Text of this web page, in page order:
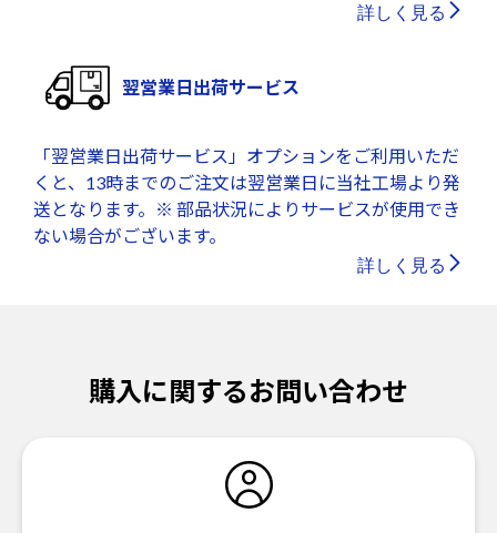
詳しく見る
翌営業日出荷サービス
「翌営業日出荷サービス」オプションをご利用いただ
くと、13時までのご注文は翌営業日に当社工場より発
送となります。※ 部品状況によりサービスが使用でき
ない場合がございます。
詳しく見る
購入に関するお問い合わせ